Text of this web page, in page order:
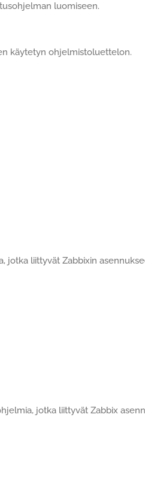
luomiseen.
käytetyn ohjelmistoluettelon.
jotka liittyvät Zabbixin
jotka liittyvät Zabbix